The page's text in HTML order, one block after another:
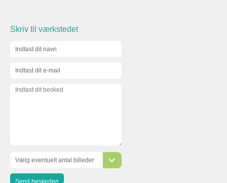
Skriv til værkstedet
Vælg eventuelt antal billeder